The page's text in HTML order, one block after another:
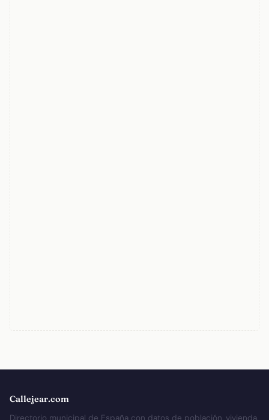
Callejear.com
Directorio municipal de España con datos de población, vivienda,